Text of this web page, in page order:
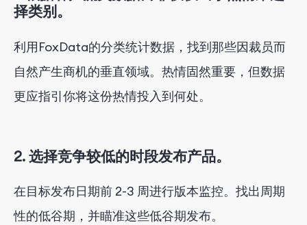
择类别。
利用FoxData的分类统计数据，找到那些因裁员而
自然产生商机的垂直领域。热情固然重要，但数据
更应指引你将这份热情投入到何处。
2. 选择竞争较低的时段发布产品。
在目标发布日期前 2-3 周进行版本监控。找出周期
性的低谷期，并瞄准这些低谷期发布。